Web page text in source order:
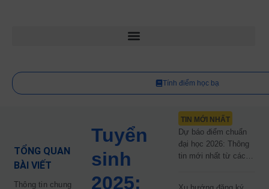
Tính điểm học bạ
TỔNG QUAN
BÀI VIẾT
Thông tin chung
Tuyển
sinh
2025:
TIN MỚI NHẤT
Dự báo điểm chuẩn
đại học 2026: Thông
tin mới nhất từ các